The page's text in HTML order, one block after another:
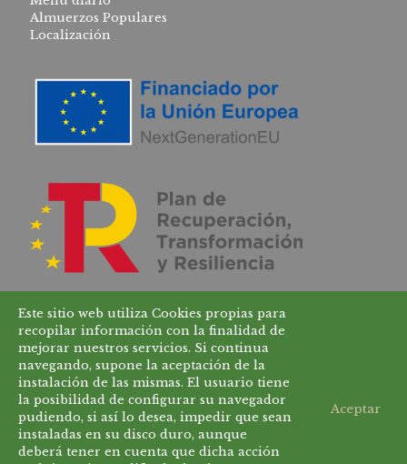
Almuerzos Populares
Localización
© 2025 GUILLERISA S.L. Todos los derechos
reservados. |Diseño web
Este sitio web utiliza Cookies propias para
recopilar información con la finalidad de
mejorar nuestros servicios. Si continua
navegando, supone la aceptación de la
instalación de las mismas. El usuario tiene
la posibilidad de configurar su navegador
pudiendo, si así lo desea, impedir que sean
instaladas en su disco duro, aunque
deberá tener en cuenta que dicha acción
Aceptar